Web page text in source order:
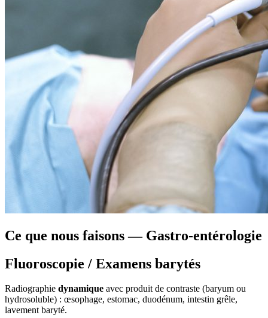
Ce que nous faisons — Gastro-entérologie
Fluoroscopie / Examens barytés
Radiographie dynamique avec produit de contraste (baryum ou
hydrosoluble) : œsophage, estomac, duodénum, intestin grêle,
lavement baryté.